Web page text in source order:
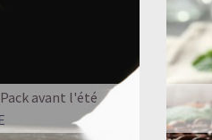
avant l'été